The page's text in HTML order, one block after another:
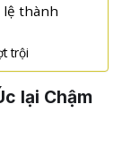
lệ thành
trội
lại Chậm